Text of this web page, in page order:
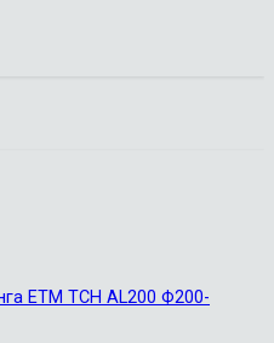
ETM TCH AL200 Ф200-